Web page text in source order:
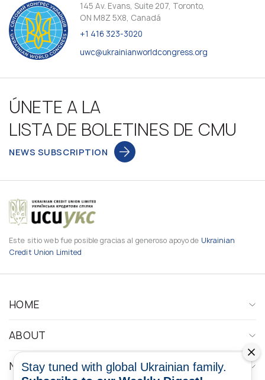
145 Av. Evans, Suite 207, Toronto,
ON M8Z 5X8, Canadá
+1 416 323-3020
uwc@ukrainianworldcongress.org
ÚNETE A LA
LISTA DE BOLETINES DE CMU
NEWS SUBSCRIPTION
Este sitio web fue posible gracias al generoso apoyo de Ukrainian
Credit Union Limited
HOME
ABOUT
NEWS
Stay tuned with global Ukrainian family.